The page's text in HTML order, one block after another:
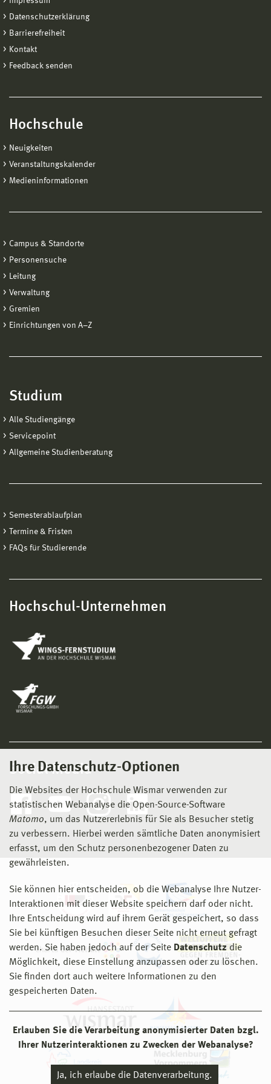
Ihre Datenschutz-Optionen
Die Websites der Hochschule Wismar verwenden zur
statistischen Webanalyse die Open-Source-Software
Matomo, um das Nutzererlebnis für Sie als Besucher stetig
zu verbessern. Hierbei werden sämtliche Daten anonymisiert
erfasst, um den Schutz personenbezogener Daten zu
gewährleisten.
Sie können hier entscheiden, ob die Webanalyse Ihre Nutzer-
Interaktionen mit dieser Website speichern darf oder nicht.
Ihre Entscheidung wird auf ihrem Gerät gespeichert, so dass
Sie bei künftigen Besuchen dieser Seite nicht erneut gefragt
werden. Sie haben jedoch auf der Seite Datenschutz die
Möglichkeit, diese Einstellung anzupassen oder zu löschen.
Sie finden dort auch weitere Informationen zu den
gespeicherten Daten.
Erlauben Sie die Verarbeitung anonymisierter Daten bzgl.
Ihrer Nutzerinteraktionen zu Zwecken der Webanalyse?
Ja, ich erlaube die Datenverarbeitung.
Organisationseinheiten.
Verwaltungshandbuch befindet sich im Intranet. Die
Anmeldung erfolgt mit Ihrem gültigen Account.
Datenschutzerklärung
Barrierefreiheit
Kontakt
Feedback senden
Hochschule
Neuigkeiten
Veranstaltungskalender
Medieninformationen
Campus & Standorte
Personensuche
Leitung
Verwaltung
Gremien
Einrichtungen von A−Z
Studium
Alle Studiengänge
Servicepoint
Allgemeine Studienberatung
Semesterablaufplan
Termine & Fristen
FAQs für Studierende
Hochschul-Unternehmen
Social Media